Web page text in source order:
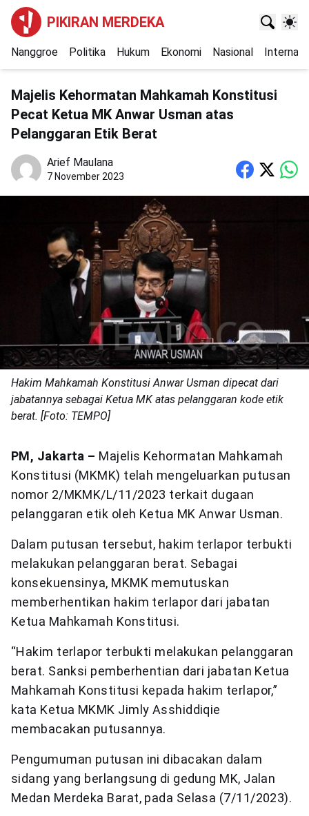
PIKIRAN MERDEKA
Nanggroe Politika Hukum Ekonomi Nasional
Majelis Kehormatan Mahkamah Konstitusi
Pecat Ketua MK Anwar Usman atas
Pelanggaran Etik Berat
Arief Maulana
7 November 2023
Hakim Mahkamah Konstitusi Anwar Usman dipecat dari
jabatannya sebagai Ketua MK atas pelanggaran kode etik
berat. [Foto: TEMPO]
PM, Jakarta – Majelis Kehormatan Mahkamah
Konstitusi (MKMK) telah mengeluarkan putusan
nomor 2/MKMK/L/11/2023 terkait dugaan
pelanggaran etik oleh Ketua MK Anwar Usman.
Dalam putusan tersebut, hakim terlapor terbukti
melakukan pelanggaran berat. Sebagai
konsekuensinya, MKMK memutuskan
memberhentikan hakim terlapor dari jabatan
Ketua Mahkamah Konstitusi.
“Hakim terlapor terbukti melakukan pelanggaran
berat. Sanksi pemberhentian dari jabatan Ketua
Mahkamah Konstitusi kepada hakim terlapor,”
kata Ketua MKMK Jimly Asshiddiqie
membacakan putusannya.
Pengumuman putusan ini dibacakan dalam
sidang yang berlangsung di gedung MK, Jalan
Medan Merdeka Barat, pada Selasa (7/11/2023).